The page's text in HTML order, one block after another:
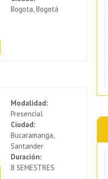
Bogota, Bogotá
Modalidad:
Presencial
Ciudad:
Bucaramanga,
Santander
Duración:
8 SEMESTRES